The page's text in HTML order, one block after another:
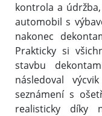
kontrola a
automobil s
nakonec
Prakticky si
stavbu
následoval
seznámení s
realisticky díky